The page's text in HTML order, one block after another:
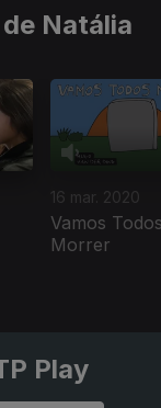
Natália
16 mar. 2020
Vamos
Morrer
Play